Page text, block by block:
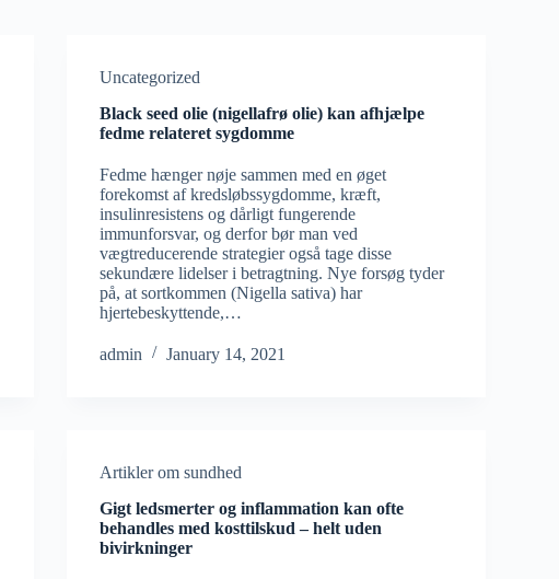
Uncategorized
Black seed olie (nigellafrø olie) kan afhjælpe
fedme relateret sygdomme
Fedme hænger nøje sammen med en øget
forekomst af kredsløbssygdomme, kræft,
insulinresistens og dårligt fungerende
immunforsvar, og derfor bør man ved
vægtreducerende strategier også tage disse
sekundære lidelser i betragtning. Nye forsøg tyder
på, at sortkommen (Nigella sativa) har
hjertebeskyttende,…
admin January 14, 2021
Artikler om sundhed
Gigt ledsmerter og inflammation kan ofte
behandles med kosttilskud – helt uden
bivirkninger